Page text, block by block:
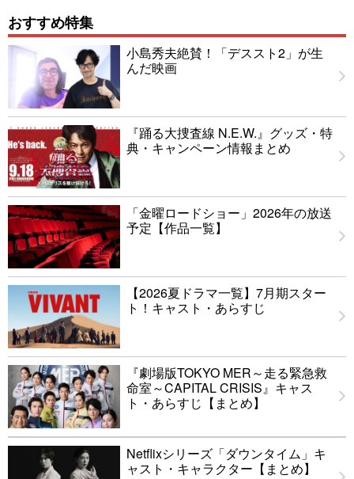
おすすめ特集
小島秀夫絶賛！「デススト2」が生
んだ映画
『踊る大捜査線 N.E.W.』グッズ・特
典・キャンペーン情報まとめ
「金曜ロードショー」2026年の放送
予定【作品一覧】
【2026夏ドラマ一覧】7月期スター
ト！キャスト・あらすじ
『劇場版TOKYO MER～走る緊急救
命室～CAPITAL CRISIS』キャス
ト・あらすじ【まとめ】
Netflixシリーズ「ダウンタイム」キ
ャスト・キャラクター【まとめ】